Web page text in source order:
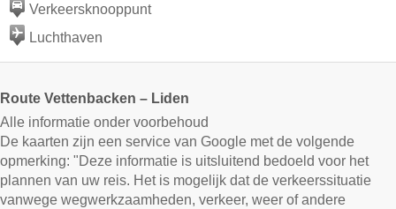
Verkeersknooppunt
Luchthaven
Route Vettenbacken – Liden
Alle informatie onder voorbehoud
De kaarten zijn een service van Google met de volgende
opmerking: "Deze informatie is uitsluitend bedoeld voor het
plannen van uw reis. Het is mogelijk dat de verkeerssituatie
vanwege wegwerkzaamheden, verkeer, weer of andere